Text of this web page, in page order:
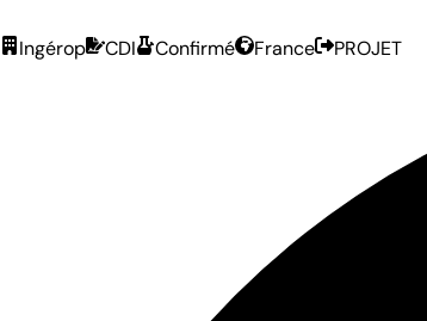
Ingérop CDI Confirmé France PROJET